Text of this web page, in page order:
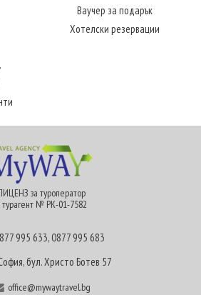
Ваучер за подарък
Хотелски резервации
за туроператор
турагент № РК-01-7582
995 633,0877 995 683
бул. Христо Ботев 57
office@mywaytravel.bg